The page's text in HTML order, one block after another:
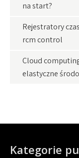
na start?
Rejestratory
rcm control
Cloud
elastyczne
Kategorie